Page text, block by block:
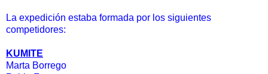
La expedición estaba formada por los siguientes
competidores:
KUMITE
Marta Borrego